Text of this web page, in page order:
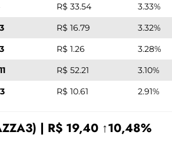
R$ 33.54
3.33%
R$ 16.79
3.32%
R$ 1.26
3.28%
R$ 52.21
3.10%
R$ 10.61 2.91%
| R$ 19,40 ↑10,48%